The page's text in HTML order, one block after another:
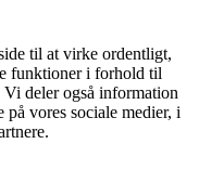
til at virke ordentligt,
funktioner i forhold til
deler også information
vores sociale medier, i